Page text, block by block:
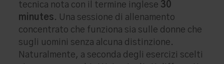
tecnica nota con il termine inglese 30
minutes. Una sessione di allenamento
concentrato che funziona sia sulle donne che
sugli uomini senza alcuna distinzione.
Naturalmente, a seconda degli esercizi scelti